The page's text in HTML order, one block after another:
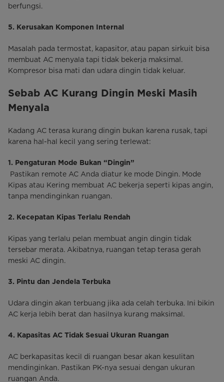
berfungsi.
5. Kerusakan Komponen Internal
Masalah pada termostat, kapasitor, atau papan sirkuit bisa
membuat AC menyala tapi tidak bekerja maksimal.
Kompresor bisa mati dan udara dingin tidak keluar.
Sebab AC Kurang Dingin Meski Masih
Menyala
Kadang AC terasa kurang dingin bukan karena rusak, tapi
karena hal-hal kecil yang sering terlewat:
1. Pengaturan Mode Bukan “Dingin”
Pastikan remote AC Anda diatur ke mode Dingin. Mode
Kipas atau Kering membuat AC bekerja seperti kipas angin,
tanpa mendinginkan ruangan.
2. Kecepatan Kipas Terlalu Rendah
Kipas yang terlalu pelan membuat angin dingin tidak
tersebar merata. Akibatnya, ruangan tetap terasa gerah
meski AC dingin.
3. Pintu dan Jendela Terbuka
Udara dingin akan terbuang jika ada celah terbuka. Ini bikin
AC kerja lebih berat dan hasilnya kurang maksimal.
4. Kapasitas AC Tidak Sesuai Ukuran Ruangan
AC berkapasitas kecil di ruangan besar akan kesulitan
mendinginkan. Pastikan PK-nya sesuai dengan ukuran
ruangan Anda.